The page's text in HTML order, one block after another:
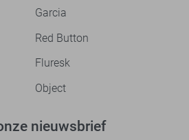
Garcia
Red Button
Fluresk
Object
nieuwsbrief